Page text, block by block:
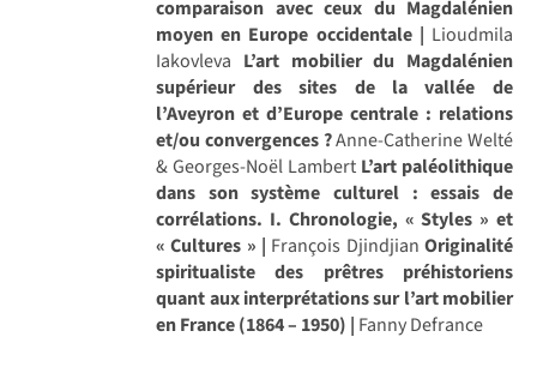
comparaison avec ceux du Magdalénien
moyen en Europe occidentale | Lioudmila
Iakovleva L’art mobilier du Magdalénien
supérieur des sites de la vallée de
l’Aveyron et d’Europe centrale : relations
et/ou convergences ?Anne-Catherine Welté
& Georges-Noël Lambert L’art paléolithique
dans son système culturel : essais de
corrélations. I. Chronologie, « Styles » et
« Cultures » | François Djindjian Originalité
spiritualiste des prêtres préhistoriens
quant aux interprétations sur l’art mobilier
en France (1864 – 1950) | Fanny Defrance